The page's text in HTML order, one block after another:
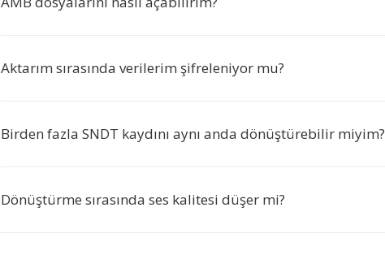
Aktarım sırasında verilerim şifreleniyor mu?
Birden fazla SNDT kaydını aynı anda dönüştürebilir miyim?
Dönüştürme sırasında ses kalitesi düşer mi?